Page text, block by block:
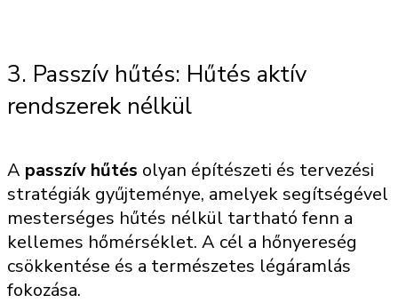
3. Passzív hűtés: Hűtés aktív
rendszerek nélkül
A passzív hűtés olyan építészeti és tervezési
stratégiák gyűjteménye, amelyek segítségével
mesterséges hűtés nélkül tartható fenn a
kellemes hőmérséklet. A cél a hőnyereség
csökkentése és a természetes légáramlás
fokozása.